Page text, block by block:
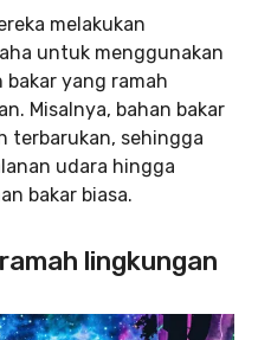
melakukan
untuk menggunakan
yang ramah
Misalnya, bahan bakar
terbarukan, sehingga
udara hingga
bakar biasa.
lingkungan